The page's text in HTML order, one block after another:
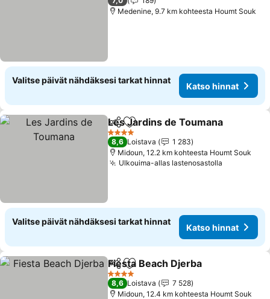
Medenine, 9.7 km kohteesta Houmt Souk
Valitse päivät nähdäksesi tarkat hinnat
Katso hinnat
Jaa Lisää suosikkeihin
Les Jardins de Toumana
4 Tähtiluokitus
8,6 Loistava
1 283
Midoun, 12.2 km kohteesta Houmt Souk
Ulkouima-allas lastenosastolla
Valitse päivät nähdäksesi tarkat hinnat
Katso hinnat
Jaa Lisää suosikkeihin
Fiesta Beach Djerba
4 Tähtiluokitus
8,6 Loistava
7 528
Midoun, 12.4 km kohteesta Houmt Souk